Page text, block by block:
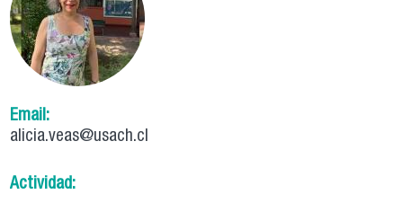
Email:
alicia.veas@usach.cl
Actividad: